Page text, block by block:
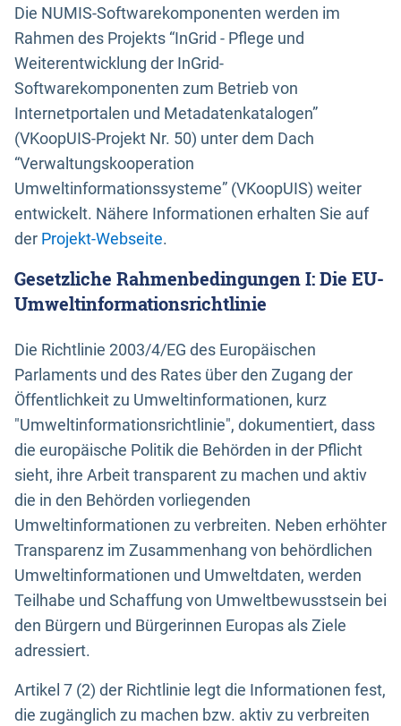
Die NUMIS-Softwarekomponenten werden im
Rahmen des Projekts “InGrid - Pflege und
Weiterentwicklung der InGrid-
Softwarekomponenten zum Betrieb von
Internetportalen und Metadatenkatalogen”
(VKoopUIS-Projekt Nr. 50) unter dem Dach
“Verwaltungskooperation
Umweltinformationssysteme” (VKoopUIS) weiter
entwickelt. Nähere Informationen erhalten Sie auf
der Projekt-Webseite.
Gesetzliche Rahmenbedingungen I: Die EU-
Umweltinformationsrichtlinie
Die Richtlinie 2003/4/EG des Europäischen
Parlaments und des Rates über den Zugang der
Öffentlichkeit zu Umweltinformationen, kurz
"Umweltinformationsrichtlinie", dokumentiert, dass
die europäische Politik die Behörden in der Pflicht
sieht, ihre Arbeit transparent zu machen und aktiv
die in den Behörden vorliegenden
Umweltinformationen zu verbreiten. Neben erhöhter
Transparenz im Zusammenhang von behördlichen
Umweltinformationen und Umweltdaten, werden
Teilhabe und Schaffung von Umweltbewusstsein bei
den Bürgern und Bürgerinnen Europas als Ziele
adressiert.
Artikel 7 (2) der Richtlinie legt die Informationen fest,
die zugänglich zu machen bzw. aktiv zu verbreiten